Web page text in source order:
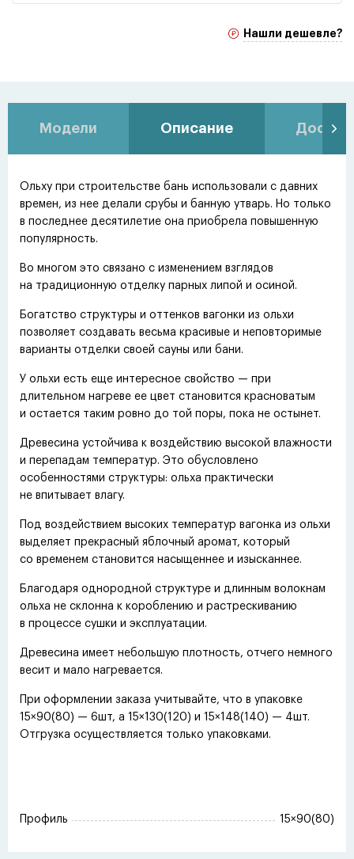
Нашли дешевле?
Модели Описание
Ольху при строительстве бань использовали с давних
времен, из нее делали срубы и банную утварь. Но только
в последнее десятилетие она приобрела повышенную
популярность.
Во многом это связано с изменением взглядов
на традиционную отделку парных липой и осиной.
Богатство структуры и оттенков вагонки из ольхи
позволяет создавать весьма красивые и неповторимые
варианты отделки своей сауны или бани.
У ольхи есть еще интересное свойство — при
длительном нагреве ее цвет становится красноватым
и остается таким ровно до той поры, пока не остынет.
Древесина устойчива к воздействию высокой влажности
и перепадам температур. Это обусловлено
особенностями структуры: ольха практически
не впитывает влагу.
Под воздействием высоких температур вагонка из ольхи
выделяет прекрасный яблочный аромат, который
со временем становится насыщеннее и изысканнее.
Благодаря однородной структуре и длинным волокнам
ольха не склонна к короблению и растрескиванию
в процессе сушки и эксплуатации.
Древесина имеет небольшую плотность, отчего немного
весит и мало нагревается.
При оформлении заказа учитывайте, что в упаковке
15×90(80) — 6шт, а 15×130(120) и 15×148(140) — 4шт.
Отгрузка осуществляется только упаковками.
Профиль 15×90(80)